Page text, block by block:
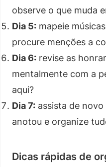
observe o que muda
Dia 5: mapeie
procure menções a
Dia 6: revise as
mentalmente com a
aqui?
Dia 7: assista de
anotou e organize
Dicas rápidas de